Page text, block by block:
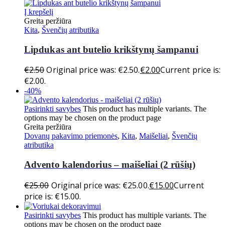
Į krepšelį
Greita peržiūra
Kita, Švenčių atributika
Lipdukas ant butelio krikštynų šampanui
€2.50Original price was: €2.50.€2.00Current price is:
€2.00.
-40%
Pasirinkti savybes This product has multiple variants. The
options may be chosen on the product page
Greita peržiūra
Dovanų pakavimo priemonės, Kita, Maišeliai, Švenčių
atributika
Advento kalendorius – maišeliai (2 rūšių)
€25.00 Original price was: €25.00.€15.00Current
price is: €15.00.
Pasirinkti savybes This product has multiple variants. The
options may be chosen on the product page